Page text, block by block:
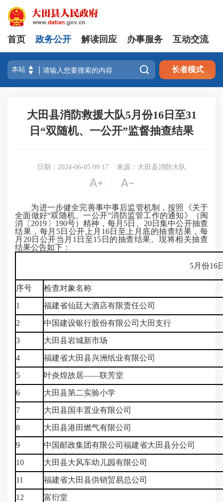
首页 政务公开 解读回应 办事服务 互动交流
 长者模式
大田县消防救援大队5月份16日至31
日“双随机、一公开”监督抽查结果
日期：2024-06-05 09:17 来源：大田县消防大队
 
为进一步健全完善事中事后监管机制，按照《关于
全面做好“双随机、一公开”消防监管工作的通知》（闽
消〔2019〕190号）精神，每月5日、20日集中公开抽查
结果，每月5日公开上月16日至上月底的抽查结果，每
月20日公开当月1日至15日的抽查结果。现将相关抽查
结果公告如下：
5月份16
序号 检查对象名称
1 福建省仙廷大酒店有限责任公司
2 中国建设银行股份有限公司大田支行
3 大田县岩城新市场
4 福建省大田县兴洲纸业有限公司
5 叶炎煌故居——联芳堂
6 大田县第二实验小学
7 大田县国丰置业有限公司
8 大田县港田燃气有限公司
9 中国邮政集团有限公司福建省大田县分公司
10 大田县大风车幼儿园有限公司
11 福建省大田县供销贸易总公司
12 富衍堂